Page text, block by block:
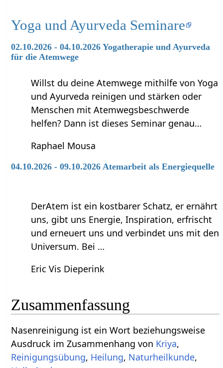
Yoga und Ayurveda Seminare
02.10.2026 - 04.10.2026 Yogatherapie und Ayurveda
für die Atemwege
Willst du deine Atemwege mithilfe von Yoga
und Ayurveda reinigen und stärken oder
Menschen mit Atemwegsbeschwerde
helfen? Dann ist dieses Seminar genau…
Raphael Mousa
04.10.2026 - 09.10.2026 Atemarbeit als Energiequelle
DerAtem ist ein kostbarer Schatz, er ernährt
uns, gibt uns Energie, Inspiration, erfrischt
und erneuert uns und verbindet uns mit den
Universum. Bei …
Eric Vis Dieperink
Zusammenfassung
Nasenreinigung‏‎ ist ein Wort beziehungsweise
Ausdruck im Zusammenhang von Kriya,
Reinigungsübung, Heilung, Naturheilkunde,